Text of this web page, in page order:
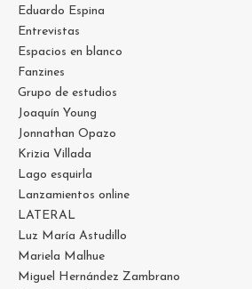
Eduardo Espina
Entrevistas
Espacios en blanco
Fanzines
Grupo de estudios
Joaquín Young
Jonnathan Opazo
Krizia Villada
Lago esquirla
Lanzamientos online
LATERAL
Luz María Astudillo
Mariela Malhue
Miguel Hernández Zambrano